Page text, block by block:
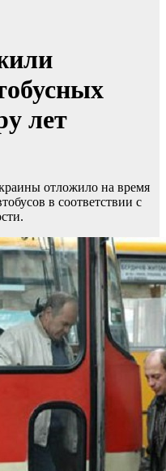
лет
отложило на время
в соответствии с